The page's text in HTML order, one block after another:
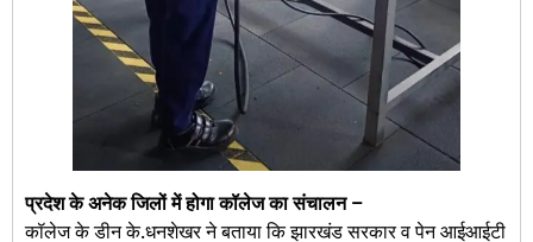
प्रदेश के अनेक जिलों में होगा कॉलेज का संचालन –
कॉलेज के डीन के.धनशेखर ने बताया कि झारखंड सरकार व पेन आईआईटी